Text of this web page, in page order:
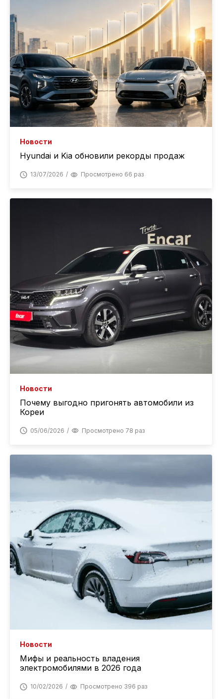
Новости
Hyundai и Kia обновили рекорды продаж
13/07/2026 Просмотрено 66 раз
Новости
Почему выгодно пригонять автомобили из
Кореи
05/06/2026 Просмотрено 78 раз
Новости
Мифы и реальность владения
электромобилями в 2026 года
10/02/2026 Просмотрено 396 раз